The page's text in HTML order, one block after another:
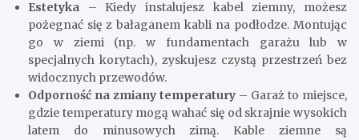
Estetyka – Kiedy instalujesz kabel ziemny, możesz
pożegnać się z bałaganem kabli na podłodze. Montując
go w ziemi (np. w fundamentach garażu lub w
specjalnych korytach), zyskujesz czystą przestrzeń bez
widocznych przewodów.
Odporność na zmiany temperatury – Garaż to miejsce,
gdzie temperatury mogą wahać się od skrajnie wysokich
latem do minusowych zimą. Kable ziemne są